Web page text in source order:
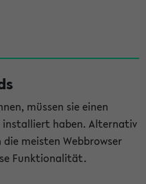
müssen sie einen
installiert haben. Alternativ
meisten Webbrowser
Funktionalität.